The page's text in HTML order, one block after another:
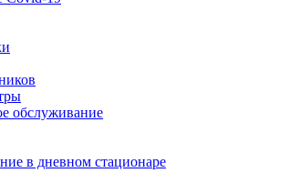
обслуживание
в дневном стационаре